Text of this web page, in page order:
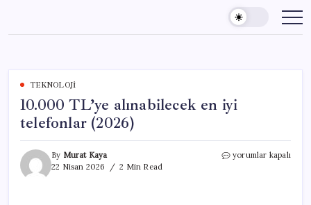
content
TEKNOLOJI
10.000 TL’ye alınabilecek en iyi
telefonlar (2026)
By Murat Kaya
22 Nisan 2026
2 Min Read
10.000
yorumlar kapalı